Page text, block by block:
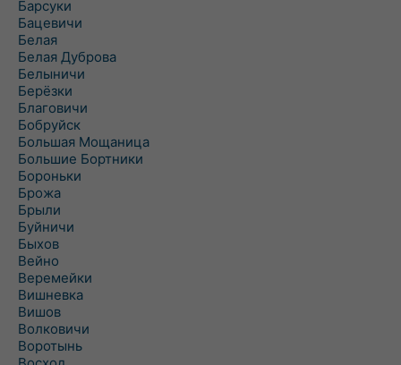
Барсуки
Бацевичи
Белая
Белая Дуброва
Белыничи
Берёзки
Благовичи
Бобруйск
Большая Мощаница
Большие Бортники
Бороньки
Брожа
Брыли
Буйничи
Быхов
Вейно
Веремейки
Вишневка
Вишов
Волковичи
Воротынь